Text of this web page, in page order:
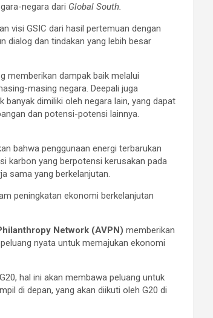
negara dari Global South.
visi GSIC dari hasil pertemuan dengan
dialog dan tindakan yang lebih besar
memberikan dampak baik melalui
masing negara. Deepali juga
dimiliki oleh negara lain, yang dapat
dan potensi-potensi lainnya.
bahwa penggunaan energi terbarukan
karbon yang berpotensi kerusakan pada
sama yang berkelanjutan.
peningkatan ekonomi berkelanjutan
Network (AVPN)memberikan
nyata untuk memajukan ekonomi
hal ini akan membawa peluang untuk
di depan, yang akan diikuti oleh G20 di